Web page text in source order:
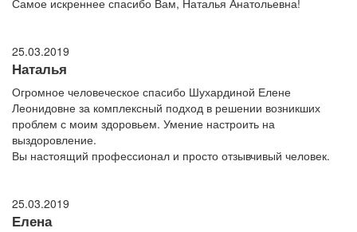
Самое искреннее спасибо Вам, Наталья Анатольевна!
25.03.2019
Наталья
Огромное человеческое спасибо Шухардиной Елене
Леонидовне за комплексный подход в решении возникших
проблем с моим здоровьем. Умение настроить на
выздоровление.
Вы настоящий профессионал и просто отзывчивый человек.
25.03.2019
Елена